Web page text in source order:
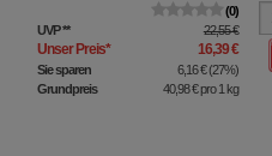
0
UVP** 22,55 €
Unser Preis* 16,39 €
Sie sparen 6,16 €(27%)
Grundpreis
40,98 €pro 1 kg